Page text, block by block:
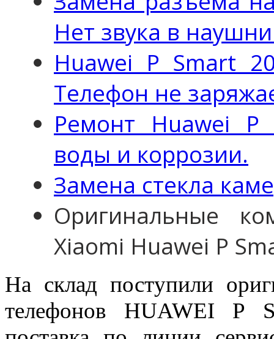
Нет звука в
Huawei P Smart
Телефон не
Ремонт Huawei P
воды и коррозии.
Замена стекла
Оригинальные
Xiaomi Huawei P
На склад поступили
телефонов HUAWEI P